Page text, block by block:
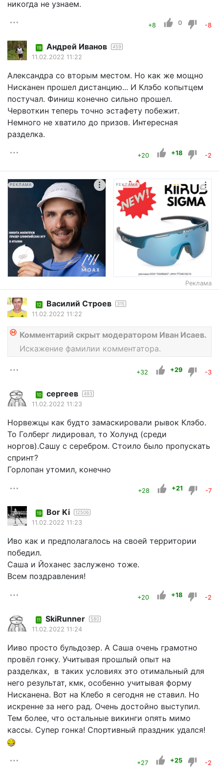
никогда не узнаем.
+8 0 -8
19 Андрей Иванов 459
11.02.2022 11:22
Александра со вторым местом. Но как же мощно
Нисканен прошел дистанцию... И Клэбо копытцем
постучал. Финиш конечно сильно прошел.
Червоткин теперь точно эстафету побежит.
Немного не хватило до призов. Интересная
разделка.
+20 +18 -2
РЕКЛАМА РЕКЛАМА
Реклама
12 Василий Строев 315
11.02.2022 11:22
Комментарий скрыт модератором Иван Исаев.
Искажение фамилии комментатора.
+32 +29 -3
10 сергеев 493
11.02.2022 11:23
Норвежцы как будто замаскировали рывок Клэбо.
То Голберг лидировал, то Холунд (среди
норгов).Сашу с серебром. Стоило было пропускать
спринт?
Горлопан утомил, конечно
+28 +21 -7
19 Bor Ki 12506
11.02.2022 11:23
Иво как и предполагалось на своей территории
победил.
Саша и Йоханес заслужено тоже.
Всем поздравления!
+20 +18 -2
11 SkiRunner 580
11.02.2022 11:24
Ииво просто бульдозер. А Саша очень грамотно
провёл гонку. Учитывая прошлый опыт на
разделках, в таких условиях это отимальный для
него результат, кмк, особенно учитывая форму
Нисканена. Вот на Клебо я сегодня не ставил. Но
искренне за него рад. Очень достойно выступил.
Тем более, что остальные викинги опять мимо
кассы. Супер гонка! Спортивный праздник удался!
+27 +25 -2